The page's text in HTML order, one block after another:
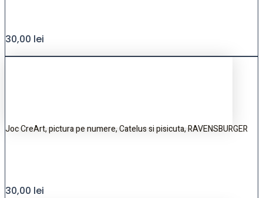
30,00 lei
Joc CreArt, pictura pe numere, Catelus si pisicuta, RAVENSBURGER
30,00 lei